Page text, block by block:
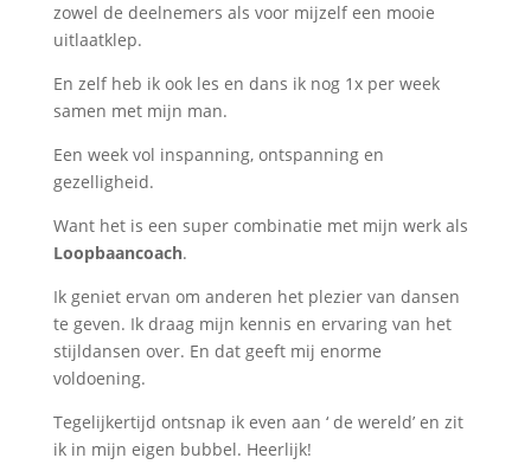
zowel de deelnemers als voor mijzelf een mooie
uitlaatklep.
En zelf heb ik ook les en dans ik nog 1x per week
samen met mijn man.
Een week vol inspanning, ontspanning en
gezelligheid.
Want het is een super combinatie met mijn werk als
Loopbaancoach.
Ik geniet ervan om anderen het plezier van dansen
te geven. Ik draag mijn kennis en ervaring van het
stijldansen over. En dat geeft mij enorme
voldoening.
Tegelijkertijd ontsnap ik even aan ‘ de wereld’ en zit
ik in mijn eigen bubbel. Heerlijk!